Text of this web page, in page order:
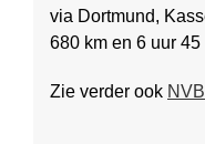
via Dortmund,
680 km en 6 uur 45
Zie verder ook